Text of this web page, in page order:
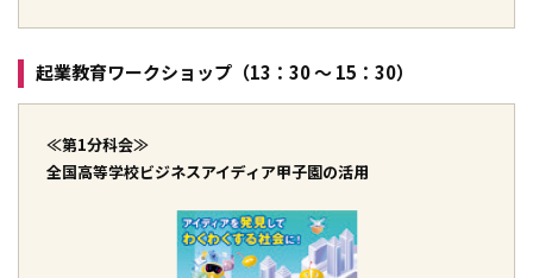
起業教育ワークショップ（13：30 ～ 15：30）
≪第1分科会≫
全国高等学校ビジネスアイディア甲子園の活用